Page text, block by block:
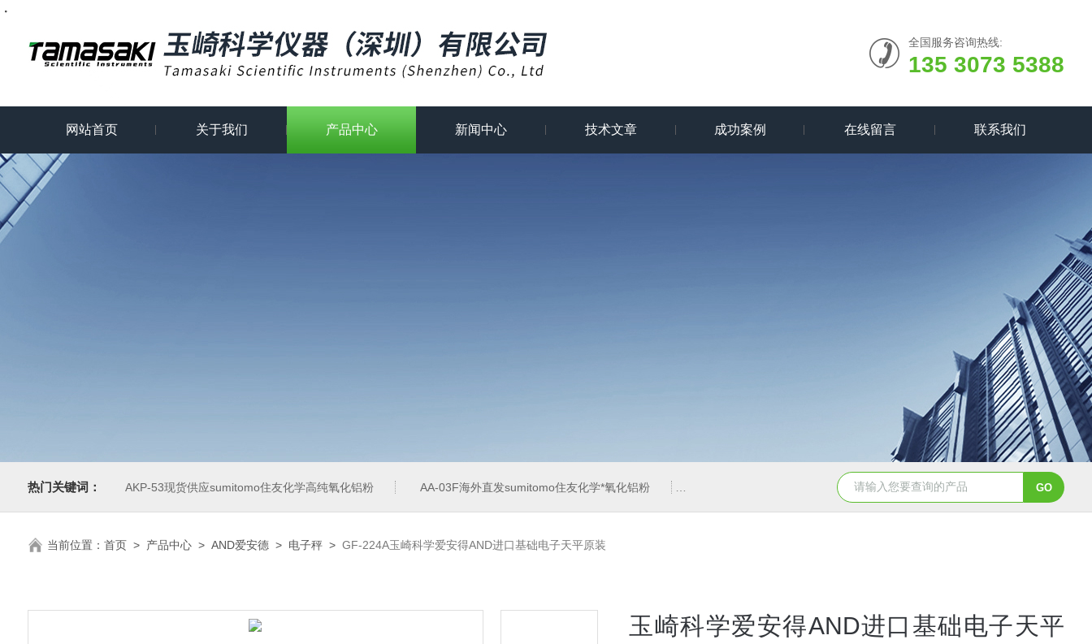
全国服务咨询热线:
135 3073 5388
网站首页 关于我们 产品中心 新闻中心 技术文章 成功案例 在线留言 联系我们
热门关键词： AKP-53现货供应sumitomo住友化学高纯氧化铝粉 AA-03F海外直发sumitomo住友化学*氧化铝粉 AA-2日本进口sumitomo住友化学*氧化铝粉 AA-07工业级精品
当前位置： 首页> 产品中心> AND爱安德> 电子秤> GF-224A玉崎科学爱安得AND进口基础电子天平原装
玉崎科学爱安得AND进口基础电子天平
・・・・